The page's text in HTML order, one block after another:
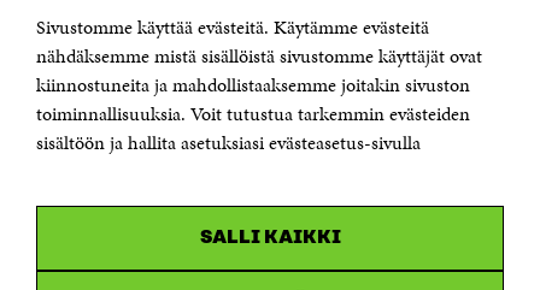
Sivustomme käyttää evästeitä. Käytämme evästeitä
nähdäksemme mistä sisällöistä sivustomme käyttäjät ovat
kiinnostuneita ja mahdollistaaksemme joitakin sivuston
toiminnallisuuksia. Voit tutustua tarkemmin evästeiden
sisältöön ja hallita asetuksiasi evästeasetus-sivulla
SALLI KAIKKI
Puhelin +358 294 618 991
Sähköpostiosoite
Saapumisohjeet
Y-tunnus 0202132-3
uudessa